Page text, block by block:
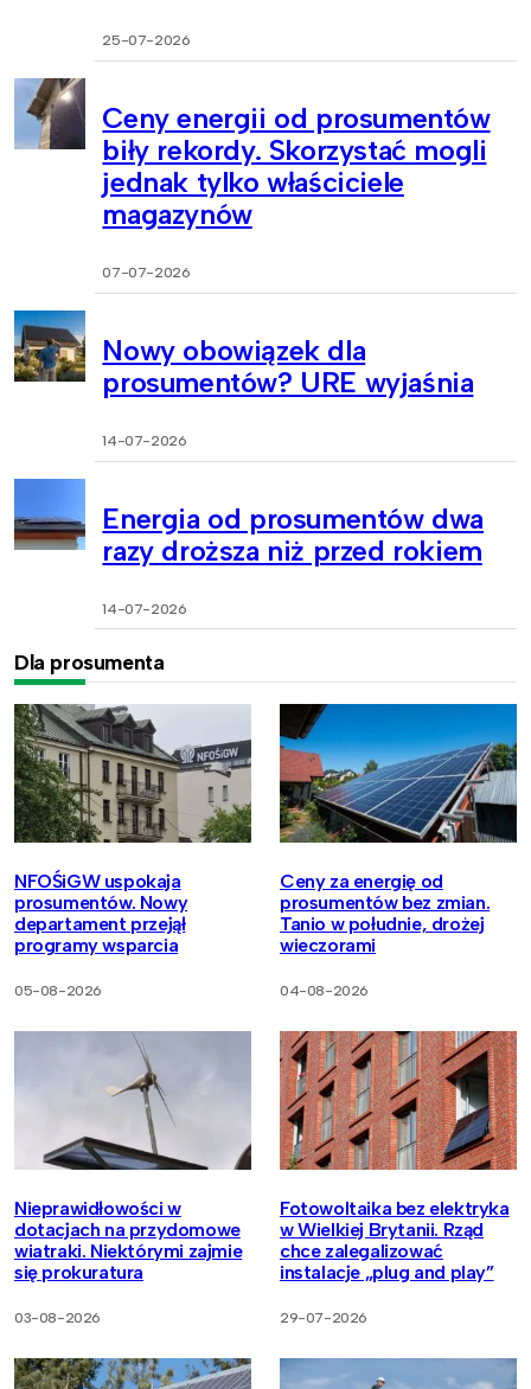
25-07-2026
Ceny energii od prosumentów
biły rekordy. Skorzystać mogli
jednak tylko właściciele
magazynów
07-07-2026
Nowy obowiązek dla
prosumentów? URE wyjaśnia
14-07-2026
Energia od prosumentów dwa
razy droższa niż przed rokiem
14-07-2026
Dla prosumenta
NFOŚiGW uspokaja
prosumentów. Nowy
departament przejął
programy wsparcia
05-08-2026
Ceny za energię od
prosumentów bez zmian.
Tanio w południe, drożej
wieczorami
04-08-2026
Nieprawidłowości w
dotacjach na przydomowe
wiatraki. Niektórymi zajmie
się prokuratura
03-08-2026
Fotowoltaika bez elektryka
w Wielkiej Brytanii. Rząd
chce zalegalizować
instalacje „plug and play”
29-07-2026